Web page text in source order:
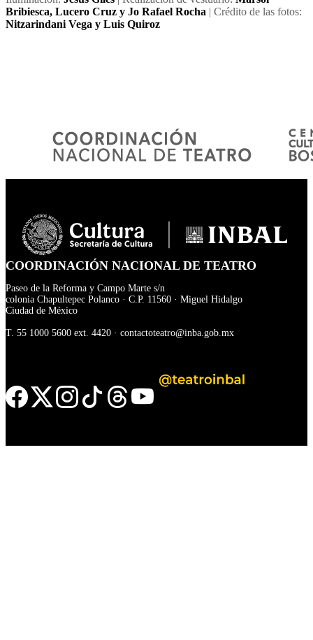
Bribiesca, Lucero Cruz y Jo Rafael Rocha | Crédito de las fotos:
Nitzarindani Vega y Luis Quiroz
COORDINACIÓN NACIONAL DE TEATRO
Paseo de la Reforma y Campo Marte s/n
colonia Chapultepec Polanco · C.P. 11560 · Miguel Hidalgo
Ciudad de México
T. 55 1000 5600 ext. 4420 · contactoteatro@inba.gob.mx